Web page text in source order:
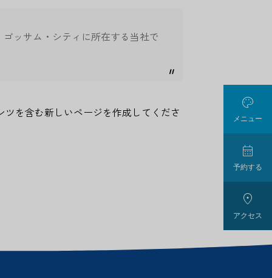
ッサム・シティに所在する当社で
を含む新しいページを作成してくださ

メニュー

予約する

アクセス